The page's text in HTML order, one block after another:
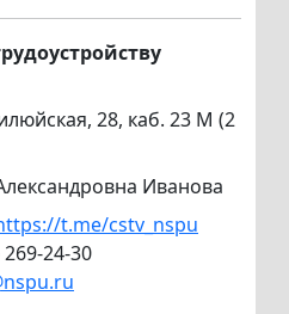
28, каб. 23 М (2
Иванова
t.me/cstv_nspu
24-30